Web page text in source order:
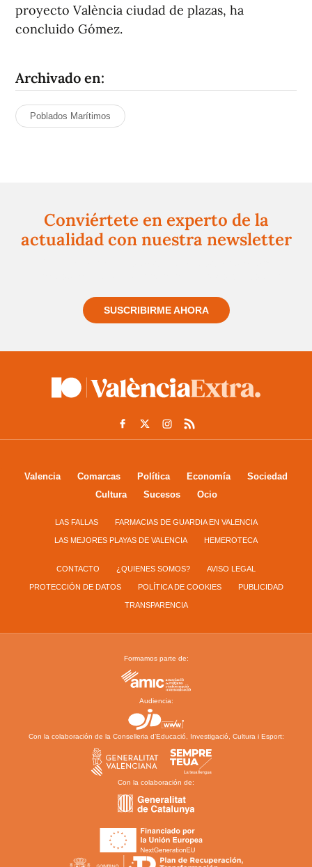
proyecto València ciudad de plazas, ha
concluido Gómez.
Archivado en:
Poblados Marítimos
Conviértete en experto de la
actualidad con nuestra newsletter
SUSCRIBIRME AHORA
Valencia Comarcas Política Economía
Sociedad
Cultura
Sucesos Ocio
LAS FALLAS FARMACIAS DE GUARDIA EN VALENCIA
LAS MEJORES PLAYAS DE VALENCIA HEMEROTECA
CONTACTO ¿QUIENES SOMOS? AVISO LEGAL
PROTECCIÓN DE DATOS POLÍTICA DE COOKIES PUBLICIDAD
TRANSPARENCIA
Formamos parte de:
Audiencia:
Con la colaboración de la Conselleria d’Educació, Investigació, Cultura i Esport:
Con la colaboración de: